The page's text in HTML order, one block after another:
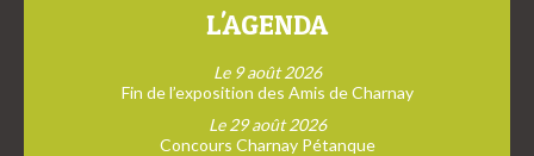
L'AGENDA
Le 9 août 2026
Fin de l’exposition des Amis de Charnay
Le 29 août 2026
Concours Charnay Pétanque